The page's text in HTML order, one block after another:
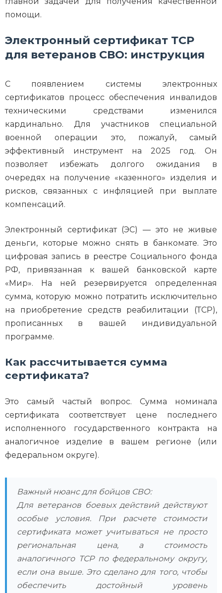
помощи.
Электронный сертификат ТСР
для ветеранов СВО: инструкция
С появлением системы электронных
сертификатов процесс обеспечения инвалидов
техническими средствами изменился
кардинально. Для участников специальной
военной операции это, пожалуй, самый
эффективный инструмент на 2025 год. Он
позволяет избежать долгого ожидания в
очередях на получение «казенного» изделия и
рисков, связанных с инфляцией при выплате
компенсаций.
Электронный сертификат (ЭС) — это не живые
деньги, которые можно снять в банкомате. Это
цифровая запись в реестре Социального фонда
РФ, привязанная к вашей банковской карте
«Мир». На ней резервируется определенная
сумма, которую можно потратить исключительно
на приобретение средств реабилитации (ТСР),
прописанных в вашей индивидуальной
программе.
Как рассчитывается сумма
сертификата?
Это самый частый вопрос. Сумма номинала
сертификата соответствует цене последнего
исполненного государственного контракта на
аналогичное изделие в вашем регионе (или
федеральном округе).
Важный нюанс для бойцов СВО:
Для ветеранов боевых действий действуют
особые условия. При расчете стоимости
сертификата может учитываться не просто
региональная цена, а стоимость
аналогичного ТСР по федеральному округу,
если она выше. Это сделано для того, чтобы
обеспечить достойный уровень